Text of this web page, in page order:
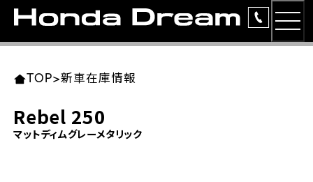
ラインアップ
TOP>新車在庫情報
Rebel 250
マットディムグレーメタリック
東北エリア 店舗一覧
岩手県
関東エリア 店舗一覧
東京都
中部エリア 店舗一覧
愛知県
近畿エリア 店舗一覧
大阪府
中国・四国エリア 店舗一覧
岡山県
九州エリア 店舗一覧
福岡県